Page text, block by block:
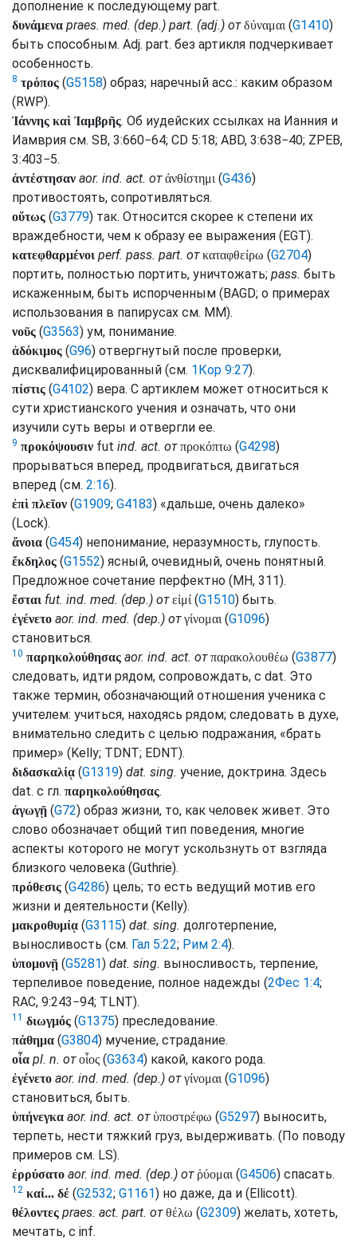
дополнение к последующему part.
δυνάμενα praes. med. (dep.) part. (adj.) от δύναμαι(G1410)
быть способным. Adj. part. без артикля подчеркивает
особенность.
8 τρόπος (G5158) образ; наречный acc.: каким образом
(RWP).
Ἰάννης καὶ Ἰαμβρῆς. Об иудейских ссылках на Ианния и
Иамврия см. SB, 3:660−64; CD 5:18; ABD, 3:638−40; ZPEB,
3:403−5.
ἀντέστησαν aor. ind. act. от ἀνθίστημι(G436)
противостоять, сопротивляться.
οὕτως (G3779) так. Относится скорее к степени их
враждебности, чем к образу ее выражения (EGT).
κατεφθαρμένοι perf. pass. part. от καταφθείρω (G2704)
портить, полностью портить, уничтожать; pass. быть
искаженным, быть испорченным (BAGD; о примерах
использования в папирусах см. MM).
νοῦς (G3563) ум, понимание.
ἀδόκιμος (G96) отвергнутый после проверки,
дисквалифицированный (см. 1Кор 9:27).
πίστις (G4102) вера. С артиклем может относиться к
сути христианского учения и означать, что они
изучили суть веры и отвергли ее.
9 προκόψουσιν fut ind. act. от προκόπτω (G4298)
прорываться вперед, продвигаться, двигаться
вперед (см. 2:16).
ἐπὶ πλεῖον (G1909; G4183) «дальше, очень далеко»
(Lock).
ἄνοια (G454) непонимание, неразумность, глупость.
ἔκδηλος (G1552) ясный, очевидный, очень понятный.
Предложное сочетание перфектно (MH, 311).
ἔσται fut. ind. med. (dep.) от εἰμί(G1510) быть.
ἐγένετο aor. ind. med. (dep.) от γίνομαι(G1096)
становиться.
10 παρηκολούθησας aor. ind. act. от παρακολουθέω (G3877)
следовать, идти рядом, сопровождать, с dat. Это
также термин, обозначающий отношения ученика с
учителем: учиться, находясь рядом; следовать в духе,
внимательно следить с целью подражания, «брать
пример» (Kelly; TDNT; EDNT).
διδασκαλίᾳ (G1319) dat. sing. учение, доктрина. Здесь
dat. с гл. παρηκολούθησας.
ἀγωγῇ (G72) образ жизни, то, как человек живет. Это
слово обозначает общий тип поведения, многие
аспекты которого не могут ускользнуть от взгляда
близкого человека (Guthrie).
πρόθεσις (G4286) цель; то есть ведущий мотив его
жизни и деятельности (Kelly).
μακροθυμίᾳ (G3115) dat. sing. долготерпение,
выносливость (см. Гал 5:22; Рим 2:4).
ὑπομονῇ (G5281) dat. sing. выносливость, терпение,
терпеливое поведение, полное надежды (2Фес 1:4;
RAC, 9:243−94; TLNT).
11 διωγμός (G1375) преследование.
πάθημα (G3804) мучение, страдание.
οἷα pl. n. от οἷος (G3634) какой, какого рода.
ἐγένετο aor. ind. med. (dep.) от γίνομαι(G1096)
становиться, быть.
ὑπήνεγκα aor. ind. act. от ὑποστρέφω (G5297) выносить,
терпеть, нести тяжкий груз, выдерживать. (По поводу
примеров см. LS).
ἐρρύσατο aor. ind. med. (dep.) от ῥύομαι(G4506) спасать.
12 καί... δέ (G2532; G1161) но даже, да и (Ellicott).
θέλοντες praes. act. part. от θέλω (G2309) желать, хотеть,
мечтать, с inf.